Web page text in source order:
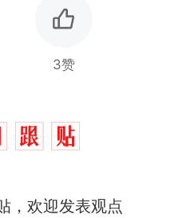
3赞
，欢迎发表观点